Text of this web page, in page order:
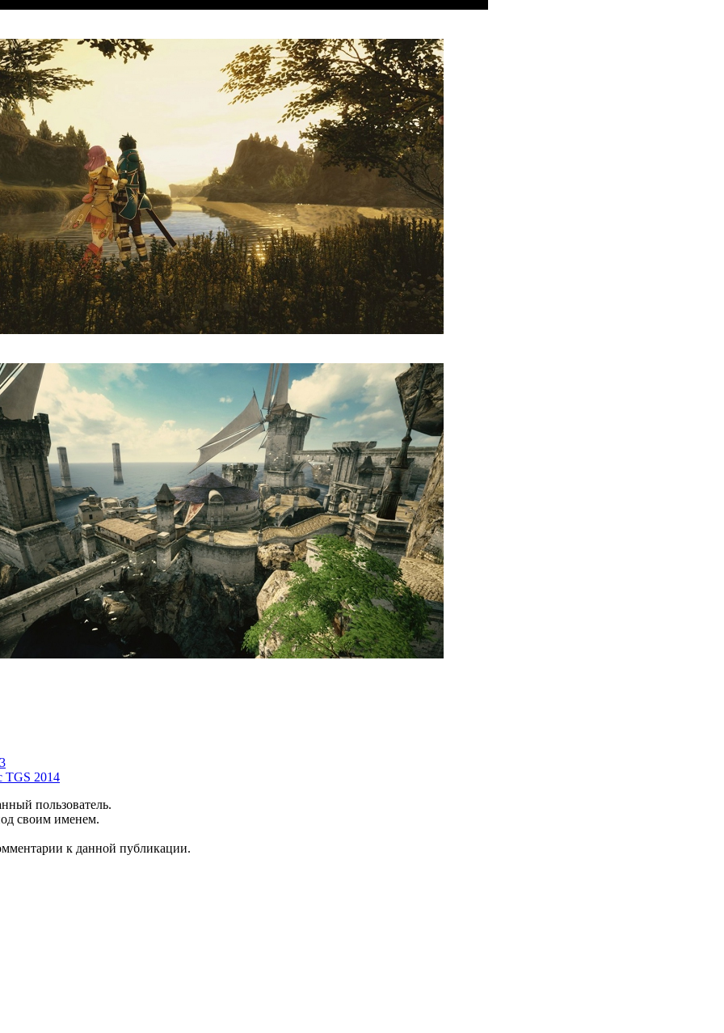
TGS 2014
пользователь.
своим именем.
к данной публикации.